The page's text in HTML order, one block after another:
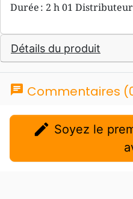
Durée : 2 h 01
Détails du produit
chat Commentaires
edit